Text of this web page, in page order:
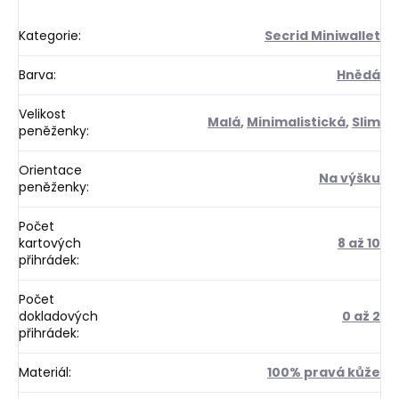
Kategorie: Secrid Miniwallet
Barva: Hnědá
Velikost
peněženky: Malá, Minimalistická, Slim
Orientace
peněženky: Na výšku
Počet
kartových
přihrádek:
8 až 10
Počet
dokladových
přihrádek:
0 až 2
Materiál: 100% pravá kůže